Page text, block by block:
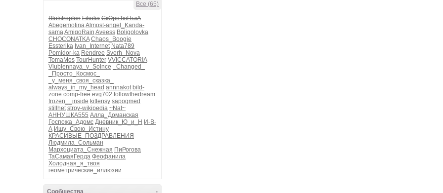
Все (65)
Blutstropfen Likalia СкОроТюНькА
AbegemotinaAlmost-angel_Kanda-
samaAmigoRain Aveess Boligolovka
CHOCONATKA Chaos_Boogie
Essterika Ivan_Internet Nata789
Pomidor-ka Rendree Sverh_Nova
TomaMos TourHunter VVICCATORIA
Vlublennaya_v_Solnce
_Changed_
_Просто_Космос_
_у_меня_своя_сказка_
always_in_my_head annnakot bild-
zone comp-free evg702 followthedream
frozen__inside kittensy sapogmed
stillhet stroy-wikipedia ~Nat~
АННУШКА555 Алла_Доманская
Госпожа_Адомс Дневник_Ю_и_Н И-В-
А Ищу_Свою_Истину
КРАСИВЫЕ_ПОЗДРАВЛЕНИЯ
Людмила_Сольман
Мархоциата_Снежная ПиРогова
ТаСамаяГерда Феофанила
Холодная_я_твоя
геометрические_иллюзии
-
Сообщества